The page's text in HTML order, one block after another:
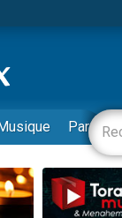
insalubre
Paracha